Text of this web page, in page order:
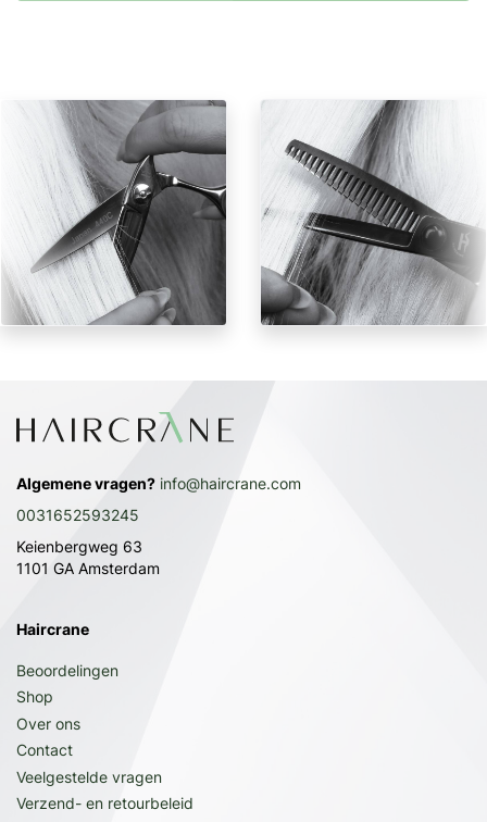
Algemene vragen? info@haircrane.com
0031652593245
Keienbergweg 63
1101 GA Amsterdam
Haircrane
Beoordelingen
Shop
Over ons
Contact
Veelgestelde vragen
Verzend- en retourbeleid